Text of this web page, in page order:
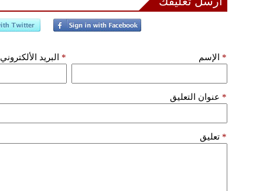
الإسم * البريد الألكتروني *
عنوان التعليق *
تعليق *